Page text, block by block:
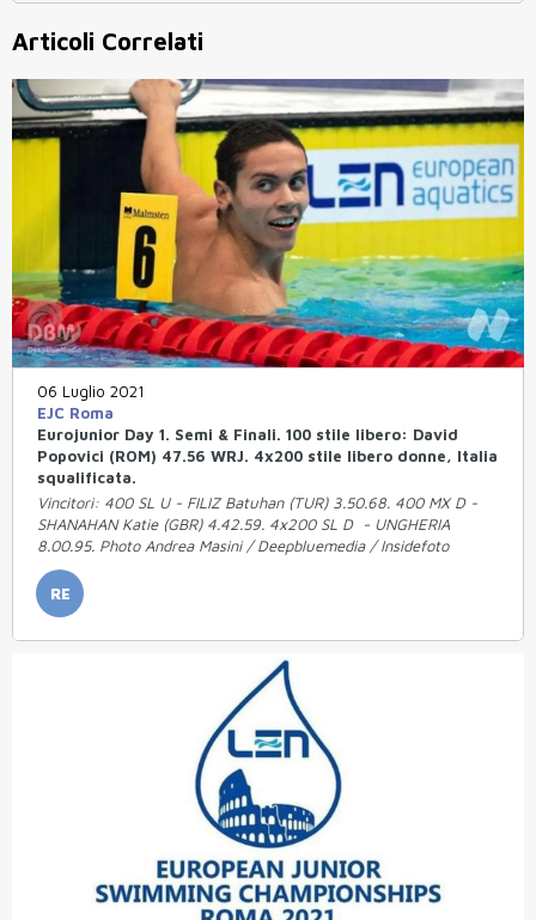
Articoli Correlati
06 Luglio 2021
EJC Roma
Eurojunior Day 1. Semi & Finali. 100 stile libero: David
Popovici (ROM) 47.56 WRJ. 4x200 stile libero donne, Italia
squalificata.
Vincitori: 400 SL U - FILIZ Batuhan (TUR) 3.50.68. 400 MX D -
SHANAHAN Katie (GBR) 4.42.59. 4x200 SL D - UNGHERIA
8.00.95. Photo Andrea Masini / Deepbluemedia / Insidefoto
RE